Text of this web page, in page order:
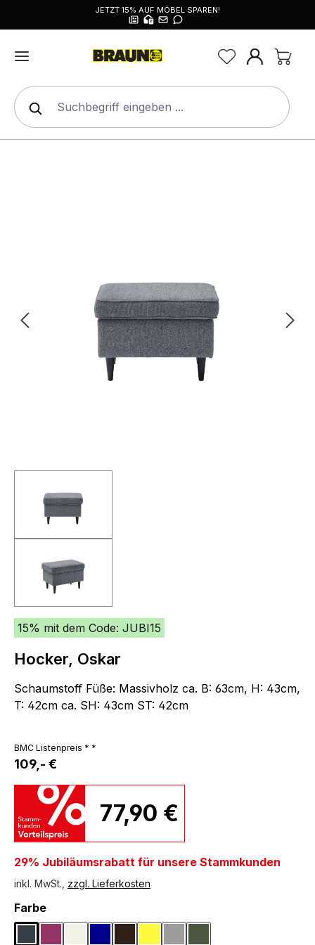
JETZT 15% AUF MÖBEL SPAREN!
15% mit dem Code: JUBI15
Hocker, Oskar
Schaumstoff Füße: Massivholz ca. B: 63cm, H: 43cm,
T: 42cm ca. SH: 43cm ST: 42cm
BMC Listenpreis * *
109,- €
77,90 €
29% Jubiläumsrabatt für unsere Stammkunden
inkl. MwSt., zzgl. Lieferkosten
Farbeauswählen
AnthrazitAubergine
CremeDunkelblau
Dunkelbraun
GelbGrauOlivgrün